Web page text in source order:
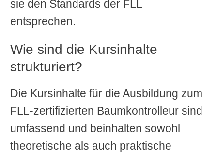
sie den Standards der FLL
entsprechen.
Wie sind die Kursinhalte
strukturiert?
Die Kursinhalte für die Ausbildung zum
FLL-zertifizierten Baumkontrolleur sind
umfassend und beinhalten sowohl
theoretische als auch praktische